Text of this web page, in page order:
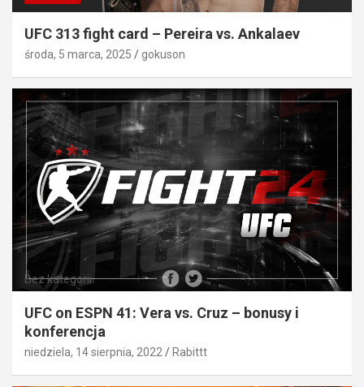
UFC 313 fight card – Pereira vs. Ankalaev
środa, 5 marca, 2025 gokuson
Bez kategorii
UFC on ESPN 41: Vera vs. Cruz – bonusy i
konferencja
niedziela, 14 sierpnia, 2022 Rabittt